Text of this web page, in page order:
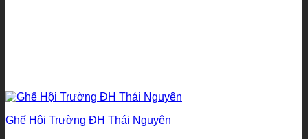
Ghế Hội Trường ĐH Thái Nguyên